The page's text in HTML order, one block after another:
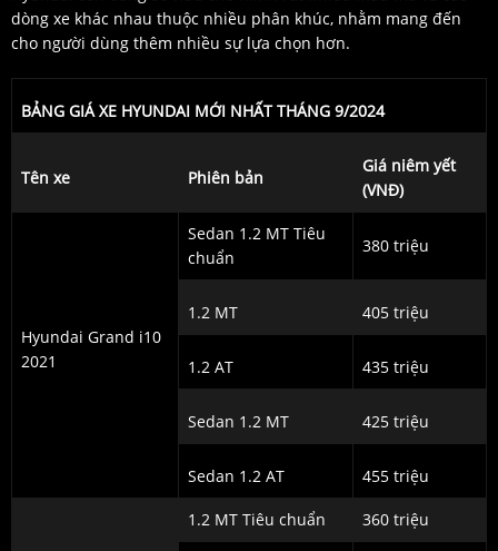
dòng xe khác nhau thuộc nhiều phân khúc, nhằm mang đến
cho người dùng thêm nhiều sự lựa chọn hơn.
BẢNG GIÁ XE HYUNDAI MỚI NHẤT THÁNG 9/2024
Tên xe Phiên bản
Giá niêm yết
(VNĐ)
Hyundai Grand i10
2021
Sedan 1.2 MT Tiêu
chuẩn
380 triệu
1.2 MT 405 triệu
1.2 AT 435 triệu
Sedan 1.2 MT 425 triệu
Sedan 1.2 AT 455 triệu
1.2 MT Tiêu chuẩn 360 triệu